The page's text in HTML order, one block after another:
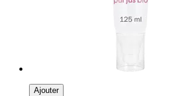
Ajouter